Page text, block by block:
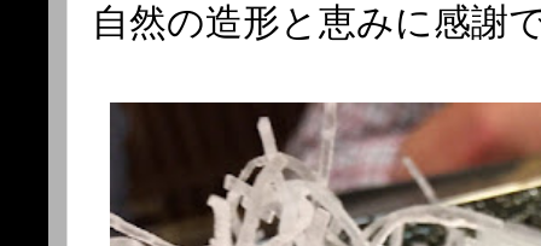
自然の造形と恵みに感謝